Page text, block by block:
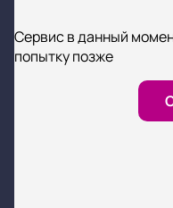
Сервис в данный
попытку позже